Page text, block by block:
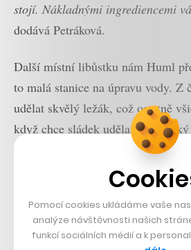
stojí. Nákladnými ingrediencemi
dodává Petráková.
Další místní libůstku nám Huml
to malá stanice na úpravu vody. Z
udělat skvělý ležák, což ostatně
když chce sládek udělat
musí mu mineralitu vody
architektem vody pro každý styl.
například hodně kyselý, takže
zásaditou vodu,“ přibližuje nám
Huml.
Pomocí cookies ukládáme vaše
analýze návštěvnosti našich
funkcí sociálních médií a k